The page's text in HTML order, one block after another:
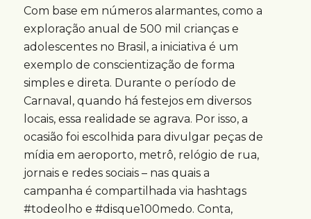
Com base em números alarmantes, como a
exploração anual de 500 mil crianças e
adolescentes no Brasil, a iniciativa é um
exemplo de conscientização de forma
simples e direta. Durante o período de
Carnaval, quando há festejos em diversos
locais, essa realidade se agrava. Por isso, a
ocasião foi escolhida para divulgar peças de
mídia em aeroporto, metrô, relógio de rua,
jornais e redes sociais – nas quais a
campanha é compartilhada via hashtags
#todeolho e #disque100medo. Conta,